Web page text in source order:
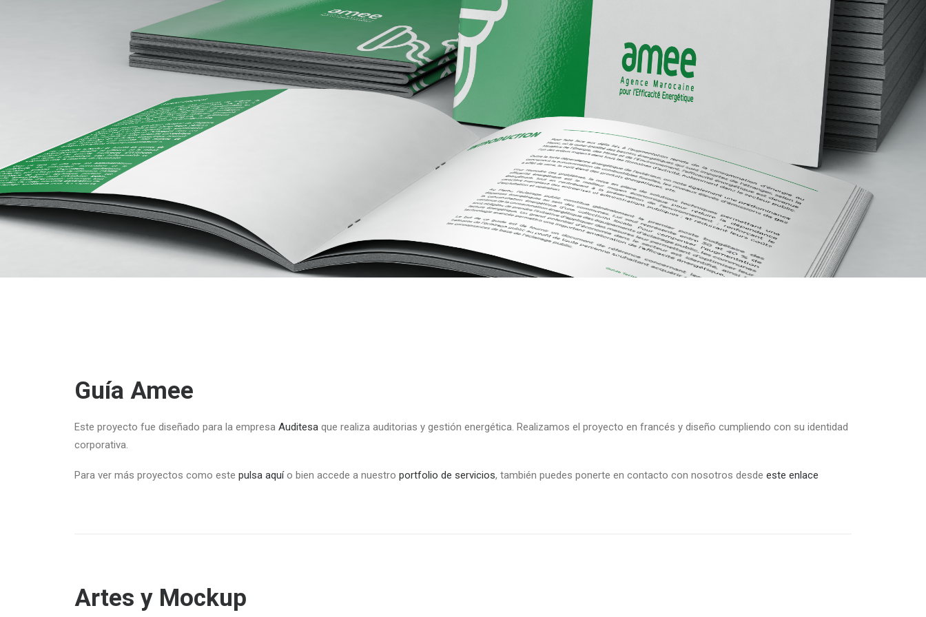
Guía Amee
Este proyecto fue diseñado para la empresa Auditesa que realiza auditorias y gestión energética. Realizamos el proyecto en francés y diseño cumpliendo con su identidad
corporativa.
Para ver más proyectos como este pulsa aquío bien accede a nuestro portfolio de servicios, también puedes ponerte en contacto con nosotros desde este enlace
Artes y Mockup